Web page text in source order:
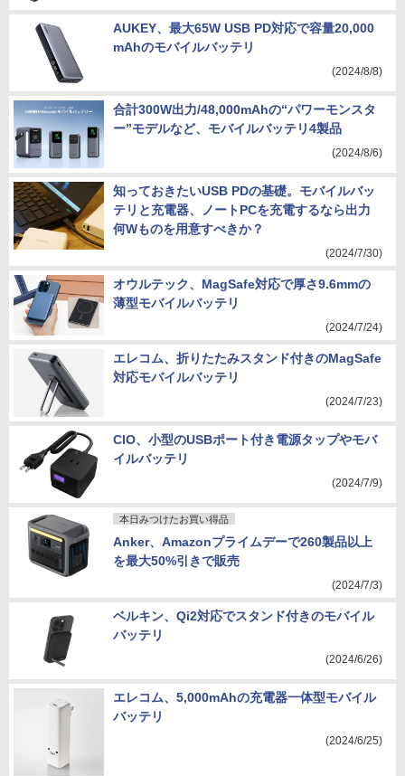
AUKEY、最大65W USB PD対応で容量20,000
mAhのモバイルバッテリ
(2024/8/8)
合計300W出力/48,000mAhの“パワーモンスタ
ー”モデルなど、モバイルバッテリ4製品
(2024/8/6)
知っておきたいUSB PDの基礎。モバイルバッ
テリと充電器、ノートPCを充電するなら出力
何Wものを用意すべきか？
(2024/7/30)
オウルテック、MagSafe対応で厚さ9.6mmの
薄型モバイルバッテリ
(2024/7/24)
エレコム、折りたたみスタンド付きのMagSafe
対応モバイルバッテリ
(2024/7/23)
CIO、小型のUSBポート付き電源タップやモバ
イルバッテリ
(2024/7/9)
本日みつけたお買い得品
Anker、Amazonプライムデーで260製品以上
を最大50%引きで販売
(2024/7/3)
ベルキン、Qi2対応でスタンド付きのモバイル
バッテリ
(2024/6/26)
エレコム、5,000mAhの充電器一体型モバイル
バッテリ
(2024/6/25)